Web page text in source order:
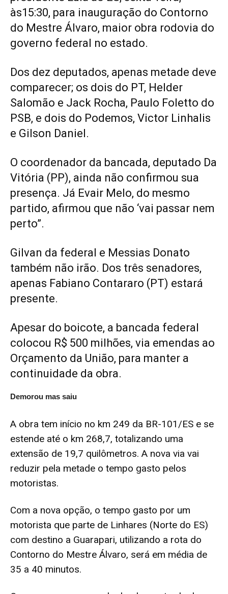
às15:30, para inauguração do Contorno
do Mestre Álvaro, maior obra rodovia do
governo federal no estado.
Dos dez deputados, apenas metade deve
comparecer; os dois do PT, Helder
Salomão e Jack Rocha, Paulo Foletto do
PSB, e dois do Podemos, Victor Linhalis
e Gilson Daniel.
O coordenador da bancada, deputado Da
Vitória (PP), ainda não confirmou sua
presença. Já Evair Melo, do mesmo
partido, afirmou que não ‘vai passar nem
perto”.
Gilvan da federal e Messias Donato
também não irão. Dos três senadores,
apenas Fabiano Contararo (PT) estará
presente.
Apesar do boicote, a bancada federal
colocou R$ 500 milhões, via emendas ao
Orçamento da União, para manter a
continuidade da obra.
Demorou mas saiu
A obra tem início no km 249 da BR-101/ES e se
estende até o km 268,7, totalizando uma
extensão de 19,7 quilômetros. A nova via vai
reduzir pela metade o tempo gasto pelos
motoristas.
Com a nova opção, o tempo gasto por um
motorista que parte de Linhares (Norte do ES)
com destino a Guarapari, utilizando a rota do
Contorno do Mestre Álvaro, será em média de
35 a 40 minutos.